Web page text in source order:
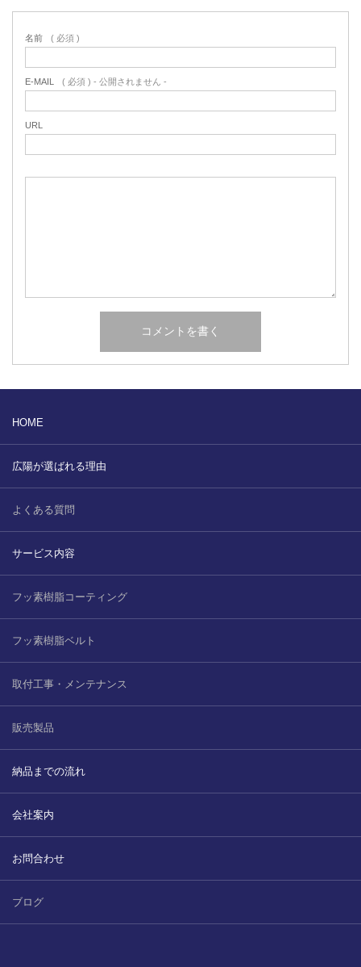
名前 ( 必須 )
E-MAIL ( 必須 ) - 公開されません -
URL
HOME
広陽が選ばれる理由
よくある質問
サービス内容
フッ素樹脂コーティング
フッ素樹脂ベルト
取付工事・メンテナンス
販売製品
納品までの流れ
会社案内
お問合わせ
ブログ
印刷塗工工程で溶剤系塗料をご使用の